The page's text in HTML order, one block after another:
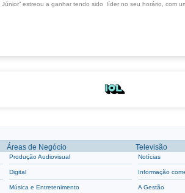
Júnior” estreou a ganhar tendo sido líder no seu horário, com
Áreas de Negócio
Produção Audiovisual
Digital
Música e Entretenimento
Televisão
Notícias
Informação
A Gestão